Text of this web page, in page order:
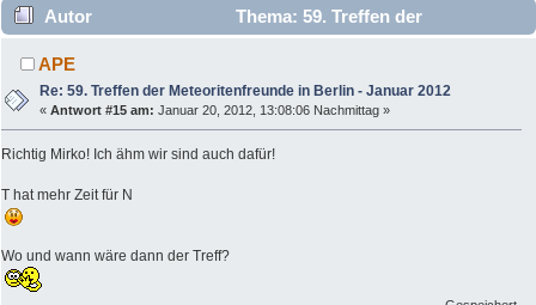
Autor
Thema: 59. Treffen der
Meteoritenfreunde in Berlin - Januar 2012 (Gelesen 8132 mal)
APE
Re: 59. Treffen der Meteoritenfreunde in Berlin - Januar 2012
«Antwort #15 am: Januar 20, 2012, 13:08:06 Nachmittag »
Richtig Mirko! Ich ähm wir sind auch dafür!
T hat mehr Zeit für N
Wo und wann wäre dann der Treff?